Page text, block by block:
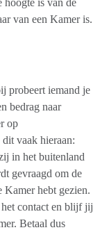
hoogte is van de
van een Kamer is.
probeert iemand je
bedrag naar
op
vaak hieraan:
in het buitenland
gevraagd om de
Kamer hebt gezien.
contact en blijf jij
Betaal dus